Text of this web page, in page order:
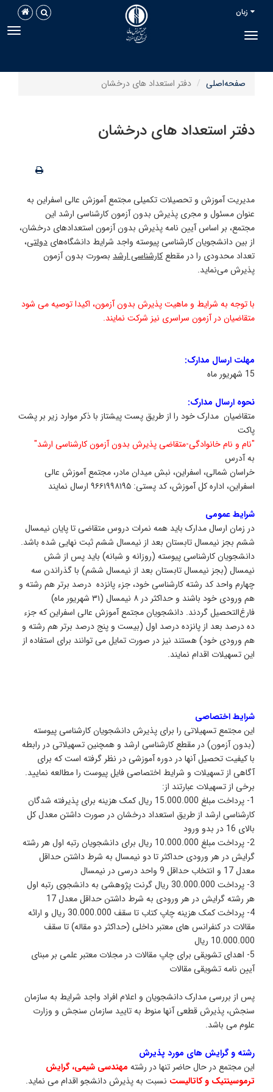
Toggle navigation
صفحه‌اصلی دفتر استعداد های درخشان
استعداد های درخشان
آموزش و تحصیلات تکمیلی مجتمع آموزش عالی اسفراین به
مسئول و مجری پذیرش بدون آزمون کارشناسی ارشد این
بر اساس آیین نامه پذیرش بدون آزمون استعدادهای درخشان،
بین دانشجویان کارشناسی پیوسته واجد شرایط دانشگاه‌هایدولتی ،
محدودی را در مقطع کارشناسی ارشدبصورت بدون آزمون
می‌نماید.
توجه به شرایط و ماهیت پذیرش بدون آزمون، اکیدا توصیه می شود
در آزمون سراسری نیز شرکت نمایند.
ارسال مدارک:
ارسال مدارک:
مدارک خود را از طریق پست پیشتاز با ذکر موارد زیر بر پشت
و نام خانوادگی-متقاضی پذیرش بدون آزمون کارشناسی ارشد"
آدرس
شمالی، اسفراین، نبش میدان مادر، مجتمع آموزش عالی
اداره کل آموزش، کد پستی: ۹۶۶۱۹۹۸۱۹۵ ارسال نمایند
عمومی
زمان ارسال مدارک باید همه نمرات دروس متقاضی تا پایان نیمسال
بجز نیمسال تابستان بعد از نیمسال ششم ثبت نهایی شده باشد.
کارشناسی پیوسته (روزانه و شبانه) باید پس از شش
(بجز نیمسال تابستان بعد از نیمسال ششم) با گذراندن سه
واحد کد رشته کارشناسی خود، جزء پانزده درصد برتر هم رشته و
هم ورودی خود باشند و حداکثر در ۸ نیمسال (۳۱ شهریور ماه)
گردند. دانشجویان مجتمع آموزش عالی اسفراین که جزء
درصد بعد از پانزده درصد اول (بیست و پنج درصد برتر هم رشته و
ورودی خود) هستند نیز در صورت تمایل می توانند برای استفاده از
تسهیلات اقدام نمایند.
اختصاصی
مجتمع تسهیلاتی را برای پذیرش دانشجویان کارشناسی پیوسته
آزمون) در مقطع کارشناسی ارشد و همچنین تسهیلاتی در رابطه
کیفیت تحصیل آنها در دوره آموزشی در نظر گرفته است که برای
از تسهیلات و شرایط اختصاصی فایل پیوست را مطالعه نمایید.
از تسهیلات عبارتند از:
1- پرداخت مبلغ 15.000.000 ریال کمک هزینه برای پذیرفته شدگان
ارشد از طریق استعداد درخشان در صورت داشتن معدل کل
2- پرداخت مبلغ 10.000.000 ریال برای دانشجویان رتبه اول هر رشته
در هر ورودی حداکثر تا دو نیمسال به شرط داشتن حداقل
3- پرداخت 30.000.000 ریال گرنت پژوهشی به دانشجوی رتبه اول
رشته گرایش در هر ورودی به شرط داشتن حداقل معدل 17
4- پرداخت کمک هزینه چاپ کتاب تا سقف 30.000.000 ریال و ارائه
در کنفرانس های معتبر داخلی (حداکثر دو مقاله) تا سقف
ریال
5- اهدای تشویقی برای چاپ مقالات در مجلات معتبر علمی بر مبنای
نامه تشویقی مقالات
از بررسی مدارک دانشجویان و اعلام افراد واجد شرایط به سازمان
پذیرش قطعی آنها منوط به تایید سازمان سنجش و وزارت
می باشد.
و گرایش های مورد پذیرش
مجتمع در حال حاضر تنها در رشته مهندسی شیمی، گرایش
و کاتالیستنسبت به پذیرش دانشجو اقدام می نماید.